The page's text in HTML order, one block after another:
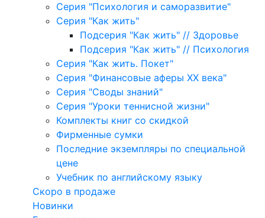
Серия "Психология и саморазвитие"
Серия "Как жить"
Подсерия "Как жить" // Здоровье
Подсерия "Как жить" // Психология
Серия "Как жить. Покет"
Серия "Финансовые аферы XX века"
Серия "Своды знаний"
Серия "Уроки теннисной жизни"
Комплекты книг со скидкой
Фирменные сумки
Последние экземпляры по специальной
цене
Учебник по английскому языку
Скоро в продаже
Новинки